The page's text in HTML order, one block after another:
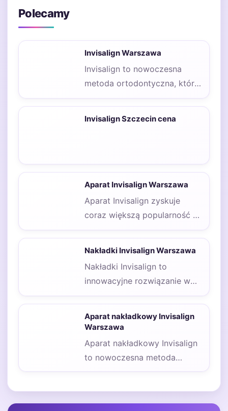
Polecamy
Invisalign Warszawa
Invisalign to nowoczesna
metoda ortodontyczna, która
zdobywa coraz większą
Jedną z głównych…
Invisalign Szczecin cena
Aparat Invisalign Warszawa
Aparat Invisalign zyskuje
coraz większą popularność w
Warszawie, a jego zalety
Nakładki Invisalign Warszawa
Nakładki Invisalign to
innowacyjne rozwiązanie w
ortodoncji, które zdobywa
Warszawie. Jedną…
Aparat nakładkowy Invisalign
Warszawa
Aparat nakładkowy Invisalign
to nowoczesna metoda
ortodontyczna, która zyskuje